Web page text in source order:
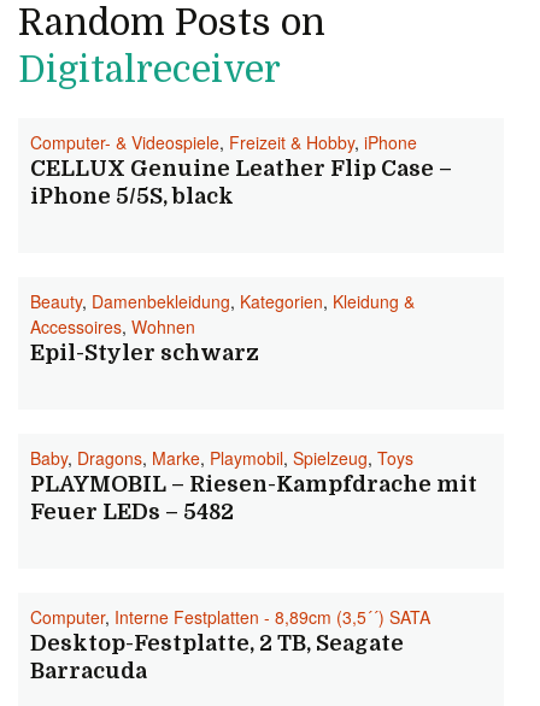
Random Posts on
Digitalreceiver
Computer- & Videospiele, Freizeit & Hobby, iPhone
CELLUX Genuine Leather Flip Case –
iPhone 5/5S, black
Beauty, Damenbekleidung, Kategorien, Kleidung &
Accessoires, Wohnen
Epil-Styler schwarz
Baby, Dragons, Marke, Playmobil, Spielzeug, Toys
PLAYMOBIL – Riesen-Kampfdrache mit
Feuer LEDs – 5482
Computer, Interne Festplatten - 8,89cm (3,5´´) SATA
Desktop-Festplatte, 2 TB, Seagate
Barracuda